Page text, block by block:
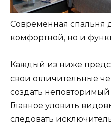
Современная спальня
комфортной, но и
Каждый из ниже
свои отличительные
создать неповторимый
Главное уловить
следовать